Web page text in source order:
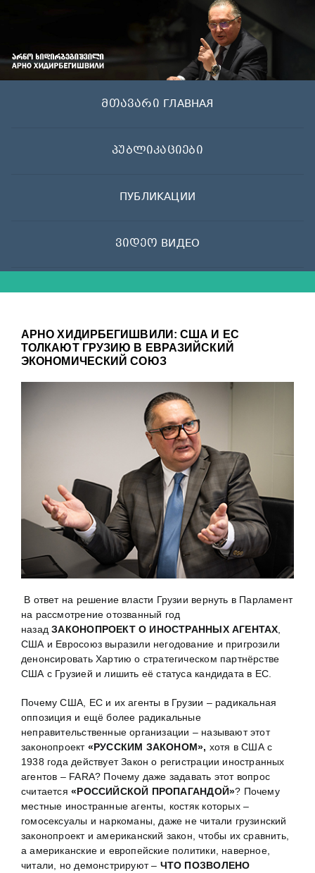
მთავარი ГЛАВНАЯ
პუბლიკაციები
ПУБЛИКАЦИИ
ვიდეო ВИДЕО
АРНО ХИДИРБЕГИШВИЛИ: США И ЕC
ТОЛКАЮТ ГРУЗИЮ В ЕВРАЗИЙСКИЙ
ЭКОНОМИЧЕСКИЙ СОЮЗ
В ответ на решение власти Грузии вернуть в Парламент
на рассмотрение отозванный год
назадЗАКОНОПРОЕКТ О ИНОСТРАННЫХ АГЕНТАХ
США и Евросоюз выразили негодование и пригрозили
денонсировать Хартию о стратегическом партнёрстве
США с Грузией и лишить её статуса кандидата в ЕС.
Почему США, ЕС и их агенты в Грузии – радикальная
оппозиция и ещё более радикальные
неправительственные организации – называют этот
законопроект «РУССКИМ ЗАКОНОМ», хотя в США с
1938 года действует Закон о регистрации иностранных
агентов – FARA? Почему даже задавать этот вопрос
считается«РОССИЙСКОЙ ПРОПАГАНДОЙ»? Почему
местные иностранные агенты, костяк которых –
гомосексуалы и наркоманы, даже не читали грузинский
законопроект и американский закон, чтобы их сравнить,
а американские и европейские политики, наверное,
читали, но демонстрируют – ЧТО ПОЗВОЛЕНО